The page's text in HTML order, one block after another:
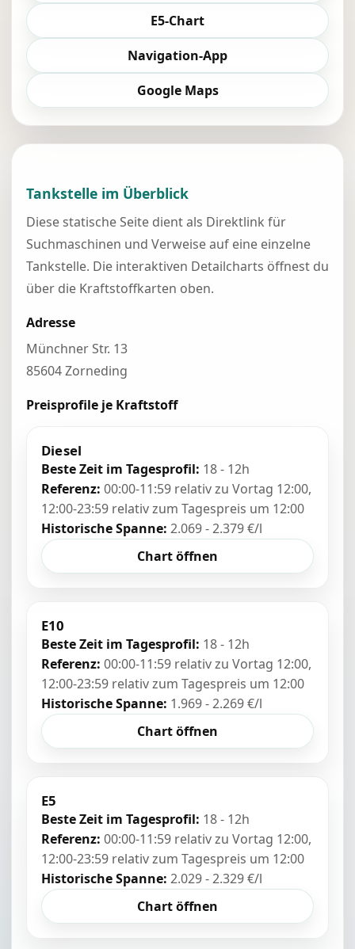
E5-Chart
Navigation-App
Google Maps
Tankstelle im Überblick
Diese statische Seite dient als Direktlink für
Suchmaschinen und Verweise auf eine einzelne
Tankstelle. Die interaktiven Detailcharts öffnest du
über die Kraftstoffkarten oben.
Adresse
Münchner Str. 13
85604 Zorneding
Preisprofile je Kraftstoff
Diesel
Beste Zeit im Tagesprofil: 18 - 12h
Referenz: 00:00-11:59 relativ zu Vortag 12:00,
12:00-23:59 relativ zum Tagespreis um 12:00
Historische Spanne: 2.069 - 2.379 €/l
Chart öffnen
E10
Beste Zeit im Tagesprofil: 18 - 12h
Referenz: 00:00-11:59 relativ zu Vortag 12:00,
12:00-23:59 relativ zum Tagespreis um 12:00
Historische Spanne: 1.969 - 2.269 €/l
Chart öffnen
E5
Beste Zeit im Tagesprofil: 18 - 12h
Referenz: 00:00-11:59 relativ zu Vortag 12:00,
12:00-23:59 relativ zum Tagespreis um 12:00
Historische Spanne: 2.029 - 2.329 €/l
Chart öffnen